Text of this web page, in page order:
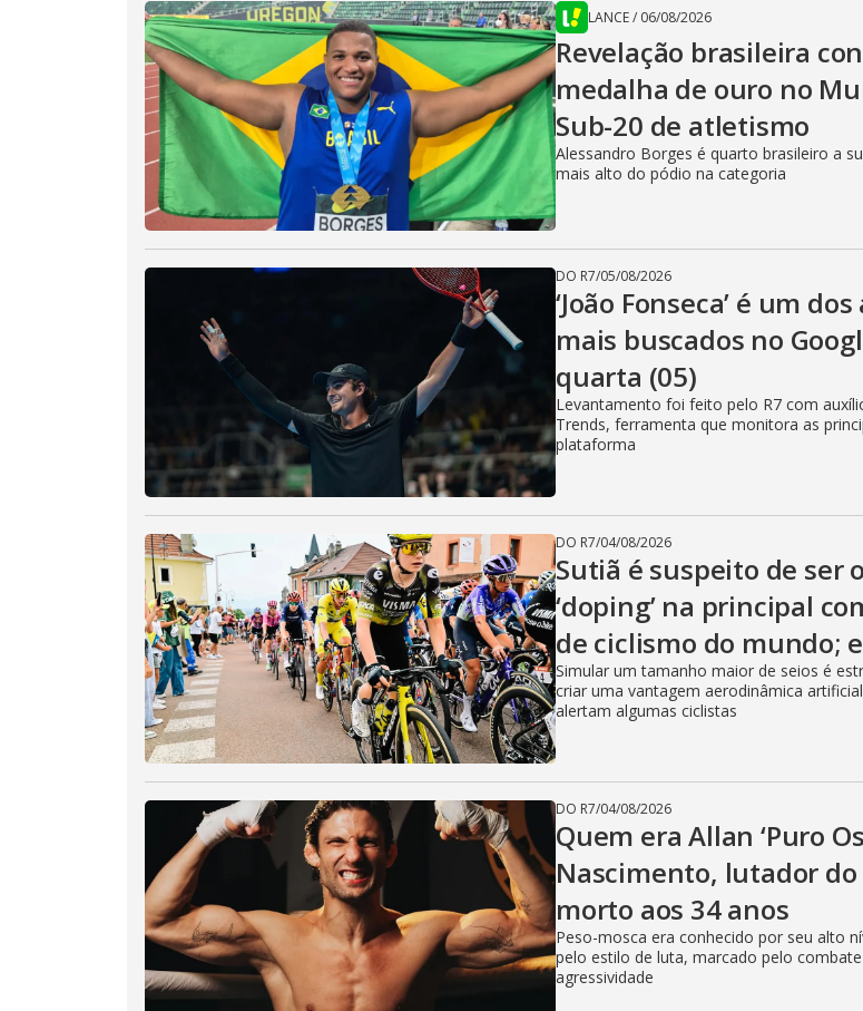
LANCE/ 06/08/2026
Revelação brasileira
medalha de ouro no
Sub-20 de atletismo
Alessandro Borges é quarto brasileiro a
mais alto do pódio na categoria
DO R7/05/08/2026
‘João Fonseca’ é um
mais buscados no
quarta (05)
Levantamento foi feito pelo R7 com
Trends, ferramenta que monitora as
plataforma
DO R7/04/08/2026
Sutiã é suspeito de ser
‘doping’ na principal
de ciclismo do mundo;
Simular um tamanho maior de seios é
criar uma vantagem aerodinâmica
alertam algumas ciclistas
DO R7/04/08/2026
Quem era Allan ‘Puro
Nascimento, lutador do
morto aos 34 anos
Peso-mosca era conhecido por seu alto
pelo estilo de luta, marcado pelo
agressividade